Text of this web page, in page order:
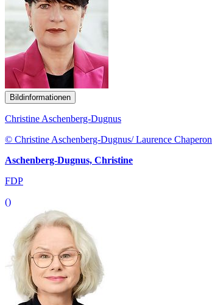
Bildinformationen
Christine Aschenberg-Dugnus
© Christine Aschenberg-Dugnus/ Laurence Chaperon
Aschenberg-Dugnus, Christine
FDP
()